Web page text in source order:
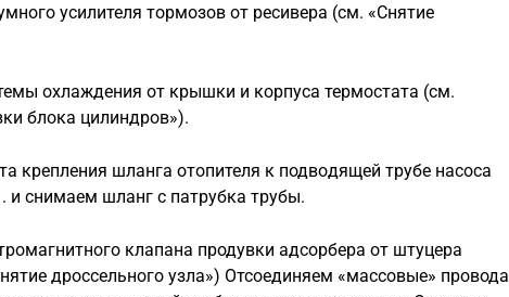
усили­теля тормозов от ресивера (см. «Сня­тие
охлаждения от крышки и корпуса термоста­та (см.
блока цилиндров»).
креп­ления шланга отопителя к подво­дящей трубе насоса
снимаем шланг с патрубка трубы.
клапана продувки адсорбера от штуцера
дроссельного узла») Отсоединяем «массовые» провода